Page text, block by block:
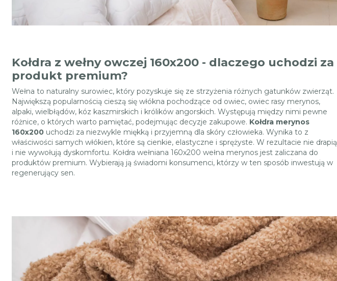
Kołdra z wełny owczej 160x200 - dlaczego uchodzi za
produkt premium?
Wełna to naturalny surowiec, który pozyskuje się ze strzyżenia różnych gatunków zwierząt.
Największą popularnością cieszą się włókna pochodzące od owiec, owiec rasy merynos,
alpaki, wielbłądów, kóz kaszmirskich i królików angorskich. Występują między nimi pewne
różnice, o których warto pamiętać, podejmując decyzje zakupowe. Kołdra merynos
160x200 uchodzi za niezwykle miękką i przyjemną dla skóry człowieka. Wynika to z
właściwości samych włókien, które są cienkie, elastyczne i sprężyste. W rezultacie nie drapią
i nie wywołują dyskomfortu. Kołdra wełniana 160x200 wełna merynos jest zaliczana do
produktów premium. Wybierają ją świadomi konsumenci, którzy w ten sposób inwestują w
regenerujący sen.